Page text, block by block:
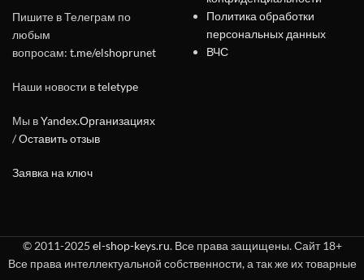
Пишите в Телеграм по
любым
вопросам: t.me/elshoprunet
Наши новости вteletype
Мы вYandex.Организациях
/Оставить отзыв
Заявка на ключ
Политика обработки
персональных данных
ВЧС
© 2011-2025 el-shop-keys.ru. Все права защищены. Сайт 18+
Все права интеллектуальной собственности, а так же их товарные